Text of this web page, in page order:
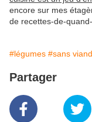
encore sur mes
de recettes-de-
#légumes #sans
Partager